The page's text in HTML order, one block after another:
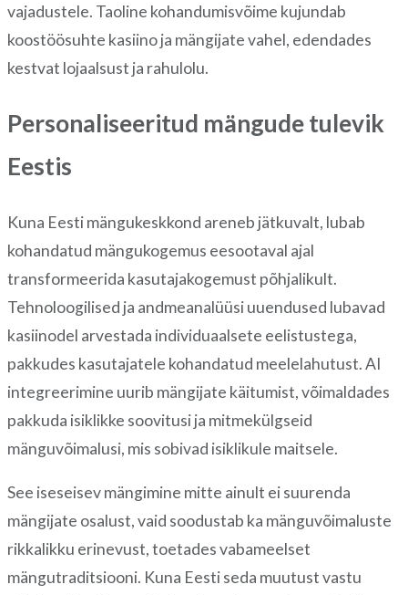
vajadustele. Taoline kohandumisvõime kujundab
koostöösuhte kasiino ja mängijate vahel, edendades
kestvat lojaalsust ja rahulolu.
Personaliseeritud mängude tulevik
Eestis
Kuna Eesti mängukeskkond areneb jätkuvalt, lubab
kohandatud mängukogemus eesootaval ajal
transformeerida kasutajakogemust põhjalikult.
Tehnoloogilised ja andmeanalüüsi uuendused lubavad
kasiinodel arvestada individuaalsete eelistustega,
pakkudes kasutajatele kohandatud meelelahutust. AI
integreerimine uurib mängijate käitumist, võimaldades
pakkuda isiklikke soovitusi ja mitmekülgseid
mänguvõimalusi, mis sobivad isiklikule maitsele.
See iseseisev mängimine mitte ainult ei suurenda
mängijate osalust, vaid soodustab ka mänguvõimaluste
rikkalikku erinevust, toetades vabameelset
mängutraditsiooni. Kuna Eesti seda muutust vastu